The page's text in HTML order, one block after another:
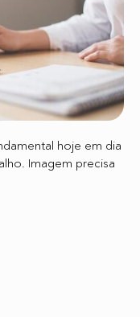
hoje em dia
Imagem precisa